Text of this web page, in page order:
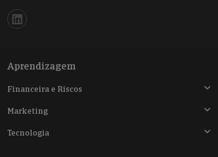
Iberinform en Linkedin
Aprendizagem
Financeira e Riscos
Marketing
Tecnologia